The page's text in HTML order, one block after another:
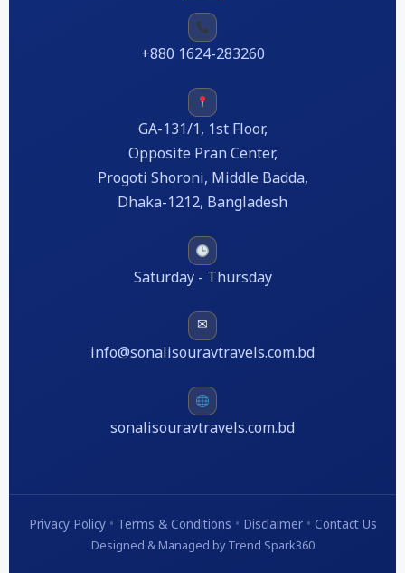
+880 1624-283260
GA-131/1, 1st Floor,
Opposite Pran Center,
Progoti Shoroni, Middle Badda,
Dhaka-1212, Bangladesh
Saturday - Thursday
✉
info@sonalisouravtravels.com.bd
sonalisouravtravels.com.bd
Privacy Policy • Terms & Conditions • Disclaimer • Contact Us
Designed & Managed by Trend Spark360